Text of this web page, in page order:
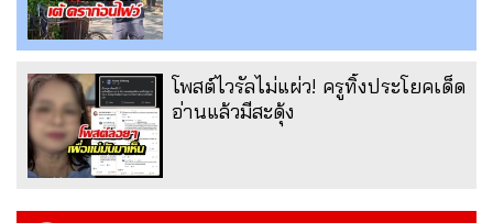
โพสต์ไวรัลไม่แผ่ว! ครูทิ้งประโยคเด็ด
อ่านแล้วมีสะดุ้ง